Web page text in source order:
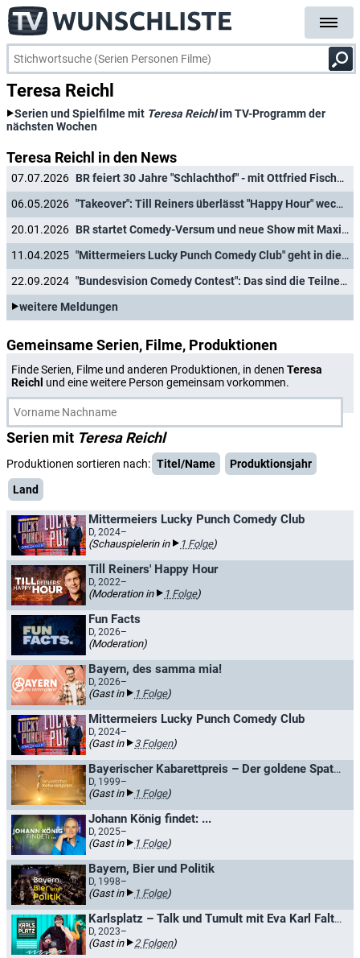
Teresa Reichl
Serien und Spielfilme mit Teresa Reichlim TV-Programm der
nächsten Wochen
Teresa Reichl in den News
07.07.2026
BR feiert 30 Jahre "Schlachthof" - mit Ottfried Fischer als Ehrengast
06.05.2026
"Takeover": Till Reiners überlässt "Happy Hour" wechselnden Gast-Hosts
20.01.2026
BR startet Comedy-Versum und neue Show mit Maxi Gstettenbauer
11.04.2025
"Mittermeiers Lucky Punch Comedy Club" geht in die zweite Staffel
22.09.2024
"Bundesvision Comedy Contest": Das sind die Teilnehmer des ProSieben-Events
weitere Meldungen
Gemeinsame Serien, Filme, Produktionen
Finde Serien, Filme und anderen Produktionen, in denen Teresa
Reichl und eine weitere Person gemeinsam vorkommen.
Serien mit Teresa Reichl
Produktionen sortieren nach: Titel/Name
Produktionsjahr
Land
Mittermeiers Lucky Punch Comedy Club
D, 2024–
(Schauspielerin in 1 Folge)
Till Reiners' Happy Hour
D, 2022–
(Moderation in 1 Folge)
Fun Facts
D, 2026–
(Moderation)
Bayern, des samma mia!
D, 2026–
(Gast in 1 Folge)
Mittermeiers Lucky Punch Comedy Club
D, 2024–
(Gast in 3 Folgen)
Bayerischer Kabarettpreis – Der goldene Spaten
D, 1999–
(Gast in 1 Folge)
Johann König findet: ...
D, 2025–
(Gast in 1 Folge)
Bayern, Bier und Politik
D, 1998–
(Gast in 1 Folge)
Karlsplatz – Talk und Tumult mit Eva Karl Faltermeier
D, 2023–
(Gast in 2 Folgen)